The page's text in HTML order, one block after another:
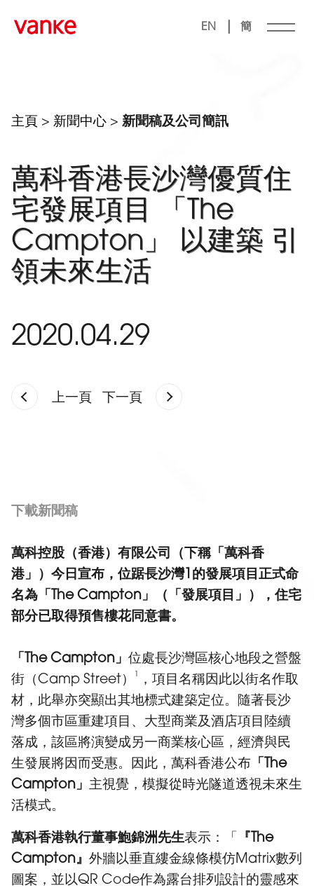
EN | 簡
主頁 > 新聞中心 > 新聞稿及公司簡訊
萬科香港長沙灣優質住
宅發展項目 「The
Campton」 以建築 引
領未來生活
2020.04.29
上一頁 下一頁
下載新聞稿
萬科控股（香港）有限公司（下稱「萬科香
港」）今日宣布，位踞長沙灣1的發展項目正式命
名為「The Campton」（「發展項目」），住宅
部分已取得預售樓花同意書。
「The Campton」 位處長沙灣區核心地段之營盤
街（Camp Street）
1
，項目名稱因此以街名作取
材，此舉亦突顯出其地標式建築定位。隨著長沙
灣多個市區重建項目、大型商業及酒店項目陸續
落成，該區將演變成另一商業核心區，經濟與民
生發展將因而受惠。因此，萬科香港公布 「The
Campton」 主視覺，模擬從時光隧道透視未來生
活模式。
萬科香港執行董事鮑錦洲先生表示：「 『The
Campton』 外牆以垂直縷金線條模仿Matrix數列
圖案，並以QR Code作為露台排列設計的靈感來